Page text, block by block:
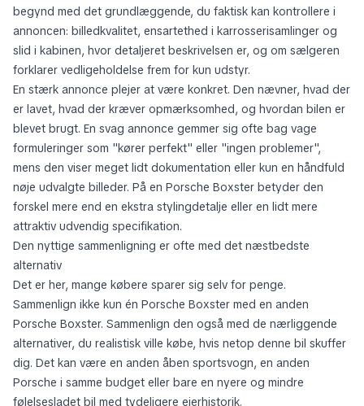
begynd med det grundlæggende, du faktisk kan kontrollere i
annoncen: billedkvalitet, ensartethed i karrosserisamlinger og
slid i kabinen, hvor detaljeret beskrivelsen er, og om sælgeren
forklarer vedligeholdelse frem for kun udstyr.
En stærk annonce plejer at være konkret. Den nævner, hvad der
er lavet, hvad der kræver opmærksomhed, og hvordan bilen er
blevet brugt. En svag annonce gemmer sig ofte bag vage
formuleringer som "kører perfekt" eller "ingen problemer",
mens den viser meget lidt dokumentation eller kun en håndfuld
nøje udvalgte billeder. På en Porsche Boxster betyder den
forskel mere end en ekstra stylingdetalje eller en lidt mere
attraktiv udvendig specifikation.
Den nyttige sammenligning er ofte med det næstbedste
alternativ
Det er her, mange købere sparer sig selv for penge.
Sammenlign ikke kun én Porsche Boxster med en anden
Porsche Boxster. Sammenlign den også med de nærliggende
alternativer, du realistisk ville købe, hvis netop denne bil skuffer
dig. Det kan være en anden åben sportsvogn, en anden
Porsche i samme budget eller bare en nyere og mindre
følelsesladet bil med tydeligere ejerhistorik.